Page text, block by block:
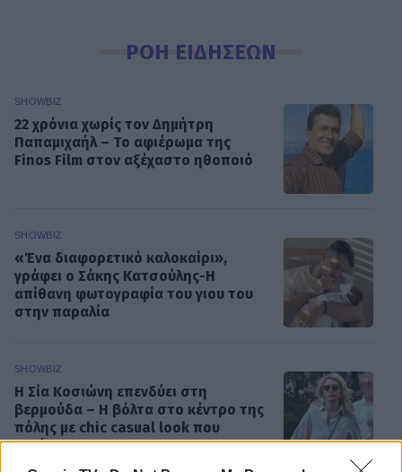
ΡΟΗ ΕΙΔΗΣΕΩΝ
SHOWBIZ
22 χρόνια χωρίς τον Δημήτρη
Παπαμιχαήλ – Το αφιέρωμα της
Finos Film στον αξέχαστο ηθοποιό
SHOWBIZ
«Ένα διαφορετικό καλοκαίρι»,
γράφει ο Σάκης Κατσούλης-Η
απίθανη φωτογραφία του γιου του
στην παραλία
SHOWBIZ
Η Σία Κοσιώνη επενδύει στη
βερμούδα – Η βόλτα στο κέντρο της
πόλης με chic casual look που
ξεχώρισε